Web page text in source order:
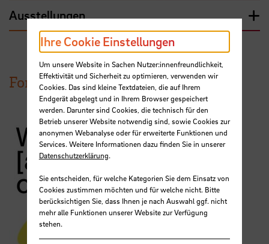
Ausstellungen
Forschungsprojekt
Ihre Cookie Einstellungen
Um unsere Website in Sachen Nutzer:innenfreundlichkeit,
Effektivität und Sicherheit zu optimieren, verwenden wir
Cookies. Das sind kleine Textdateien, die auf Ihrem
Endgerät abgelegt und in Ihrem Browser gespeichert
werden. Darunter sind Cookies, die technisch für den
Betrieb unserer Website notwendig sind, sowie Cookies zur
anonymen Webanalyse oder für erweiterte Funktionen und
Services. Weitere Informationen dazu finden Sie in unserer
Datenschutzerklärung.
Sie entscheiden, für welche Kategorien Sie dem Einsatz von
Cookies zustimmen möchten und für welche nicht. Bitte
berücksichtigen Sie, dass Ihnen je nach Auswahl ggf. nicht
mehr alle Funktionen unserer Website zur Verfügung
stehen.